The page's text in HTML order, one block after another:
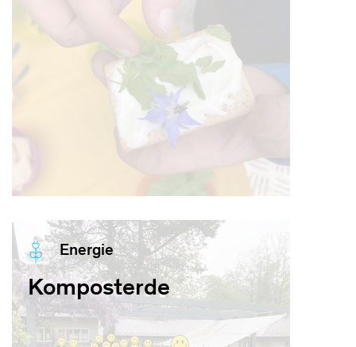
Energie
Komposterde